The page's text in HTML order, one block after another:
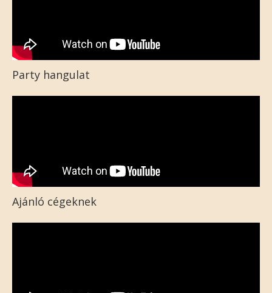
Party hangulat
Ajánló cégeknek